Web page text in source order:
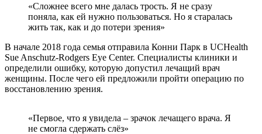
«Сложнее всего мне далась трость. Я не сразу
поняла, как ей нужно пользоваться. Но я старалась
жить так, как и до потери зрения»
В начале 2018 года семья отправила Конни Парк в UCHealth
Sue Anschutz-Rodgers Eye Center. Специалисты клиники и
определили ошибку, которую допустил лечащий врач
женщины. После чего ей предложили пройти операцию по
восстановлению зрения.
«Первое, что я увидела – зрачок лечащего врача. Я
не смогла сдержать слёз»